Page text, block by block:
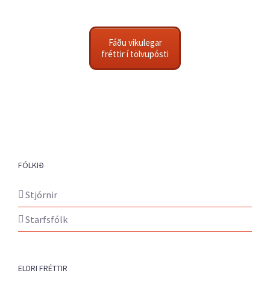
Fáðu vikulegar
fréttir í tölvupósti
FÓLKIÐ
Stjórnir
Starfsfólk
ELDRI FRÉTTIR